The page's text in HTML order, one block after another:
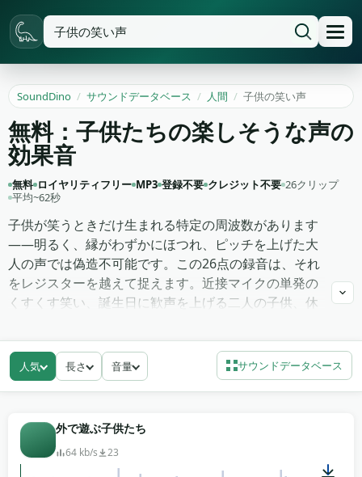
SoundDino / サウンドデータベース / 人間 / 子供の笑い声
無料：子供たちの楽しそうな声の
効果音
無料 ロイヤリティフリー MP3 登録不要 クレジット不要 26クリップ
平均~62秒
子供が笑うときだけ生まれる特定の周波数があります
——明るく、縁がわずかにほつれ、ピッチを上げた大
人の声では偽造不可能です。この26点の録音は、それ
をレジスターを越えて捉えます。近接マイクの単発の
くすくす笑い、誕生日に歓声を上げる二人の子供、休
たことを意味する金切り声のバースト。どれも演出に
感じるほどライブラリ的にクリーンではありません。
本物の子供の笑いには空気と重なりがあり、それがテ
家族映画の編集者や広告クリエイターは、一つの顔も
見せずに喜びを匂わせる必要があるとき、校庭のベッ
ドに手を伸ばします——子供の効果音がカットの背後
人気 長さ 音量 サウンドデータベース
外で遊ぶ子供たち
64 kb/s 23